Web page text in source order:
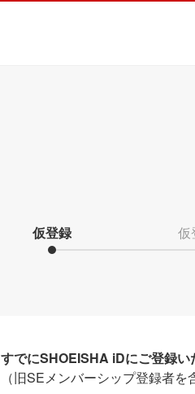
仮登録 仮
すでにSHOEISHA iDにご登録
（旧SEメンバーシップ登録者を